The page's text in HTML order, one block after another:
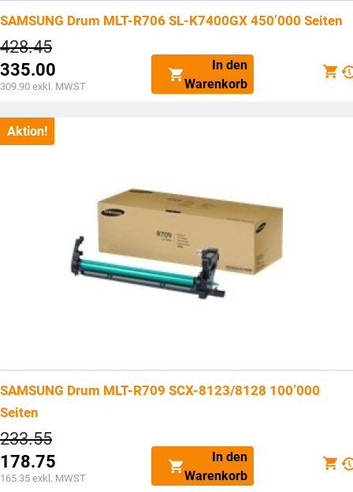
SAMSUNG Drum MLT-R706 SL-K7400GX 450’000 Seiten
428.45Ursprünglicher
Preis
war:
CHF428.45
335.00
Aktueller
ist:
CHF335.00.
309.90 exkl. MWST
In den
Warenkorb
Aktion!
SAMSUNG Drum MLT-R709 SCX-8123/8128 100’000
Seiten
233.55Ursprünglicher
Preis
war:
CHF233.55
178.75
Aktueller
165.35 exkl. MWST
In den
Warenkorb